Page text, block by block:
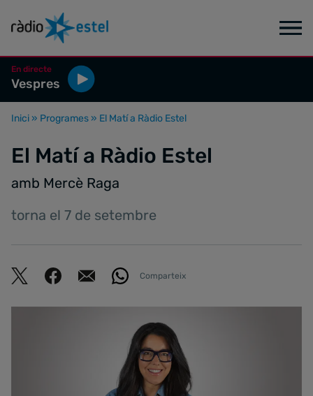
En directe
Vespres
Inici » Programes » El Matí a Ràdio Estel
El Matí a Ràdio Estel
amb Mercè Raga
torna el 7 de setembre
Comparteix